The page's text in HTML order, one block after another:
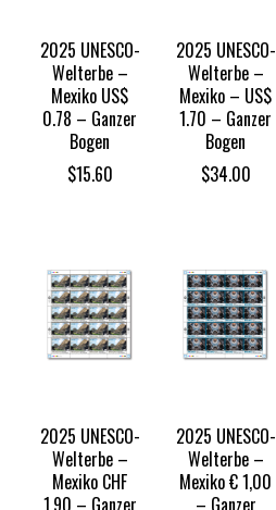
2025 UNESCO-
Welterbe –
Mexiko US$
0.78 – Ganzer
Bogen
$15.60
2025 UNESCO-
Welterbe –
Mexiko – US$
1.70 – Ganzer
Bogen
$34.00
2025 UNESCO-
Welterbe –
Mexiko CHF
1,90 – Ganzer
2025 UNESCO-
Welterbe –
Mexiko € 1,00
– Ganzer